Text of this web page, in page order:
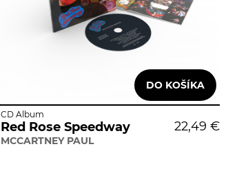
22,49 €
CD Album
Red Rose Speedway
MCCARTNEY PAUL